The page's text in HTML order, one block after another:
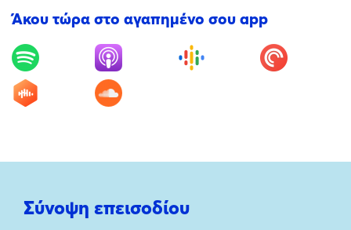
Άκου τώρα στο αγαπημένο σου app
Σύνοψη επεισοδίου